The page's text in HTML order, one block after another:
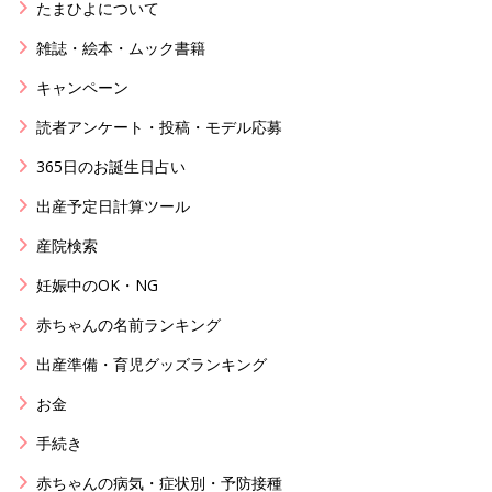
たまひよについて
雑誌・絵本・ムック書籍
キャンペーン
読者アンケート・投稿・モデル応募
365日のお誕生日占い
出産予定日計算ツール
産院検索
妊娠中のOK・NG
赤ちゃんの名前ランキング
出産準備・育児グッズランキング
お金
手続き
赤ちゃんの病気・症状別・予防接種